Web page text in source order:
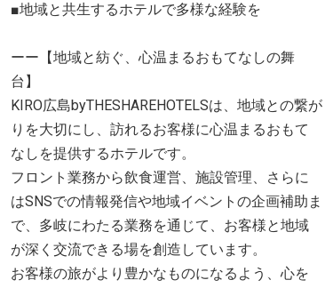
■地域と共生するホテルで多様な経験を
ーー【地域と紡ぐ、心温まるおもてなしの舞
台】
KIRO広島byTHESHAREHOTELSは、地域との繋が
りを大切にし、訪れるお客様に心温まるおもて
なしを提供するホテルです。
フロント業務から飲食運営、施設管理、さらに
はSNSでの情報発信や地域イベントの企画補助ま
で、多岐にわたる業務を通じて、お客様と地域
が深く交流できる場を創造しています。
お客様の旅がより豊かなものになるよう、心を